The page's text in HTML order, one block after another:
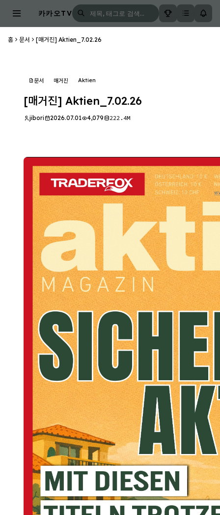
카카오TV
홈 문서 [매거진] Aktien_7.02.26
문서 매거진 Aktien
[매거진] Aktien_7.02.26
jibori 2026.07.01 4,079 222.4M